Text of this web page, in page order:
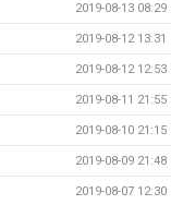
2019-08-13 08:29
2019-08-12 13:31
2019-08-12 12:53
2019-08-11 21:55
2019-08-10 21:15
2019-08-09 21:48
2019-08-07 12:30